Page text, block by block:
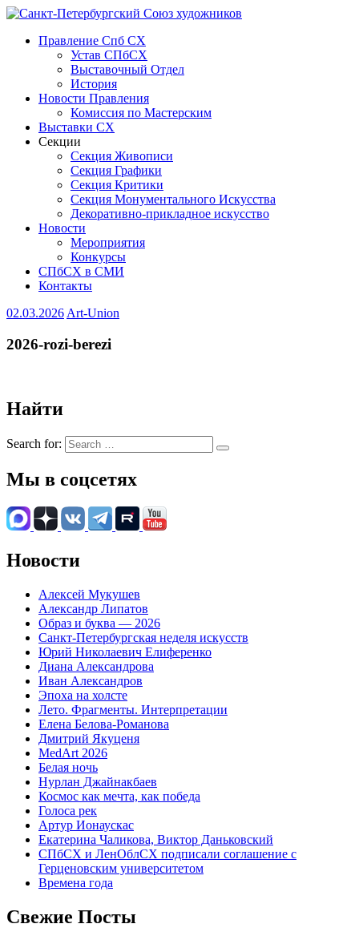
Правление Спб СХ
Устав СПбСХ
Выставочный Отдел
История
Новости Правления
Комиссия по Мастерским
Выставки СХ
Секции
Секция Живописи
Секция Графики
Секция Критики
Секция Монументального Искусства
Декоративно-прикладное искусство
Новости
Мероприятия
Конкурсы
СПбСХ в СМИ
Контакты
02.03.2026 Art-Union
2026-rozi-berezi
Найти
Search for:
Мы в соцсетях
Новости
Алексей Мукушев
Александр Липатов
Образ и буква — 2026
Санкт-Петербургская неделя искусств
Юрий Николаевич Елиференко
Диана Александрова
Иван Александров
Эпоха на холсте
Лето. Фрагменты. Интерпретации
Елена Белова-Романова
Дмитрий Якуценя
MedArt 2026
Белая ночь
Нурлан Джайнакбаев
Космос как мечта, как победа
Голоса рек
Артур Ионаускас
Екатерина Чаликова, Виктор Даньковский
СПбСХ и ЛенОблСХ подписали соглашение с
Герценовским университетом
Времена года
Свежие Посты